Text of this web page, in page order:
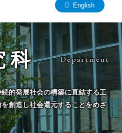
English
科 Department
的発展社会の構築に直結する工
創造し社会還元することをめざ